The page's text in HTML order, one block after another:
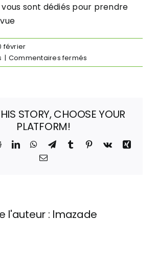
sont dédiés pour prendre
février
| Commentaires fermés
Ski
mesure
à
synergy
STORY, CHOOSE YOUR
PLATFORM!
RedditLinkedInWhatsApp
TelegramTumblr Pinterest
Vk
Xing
Email
l'auteur : lmazade